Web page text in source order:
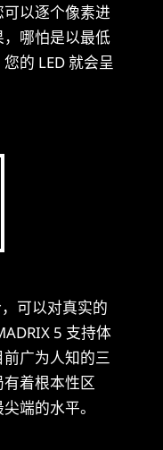
以逐个像素进
哪怕是以最低
的 LED 就会呈
可以对真实的
5 支持体
广为人知的三
着根本性区
端的水平。